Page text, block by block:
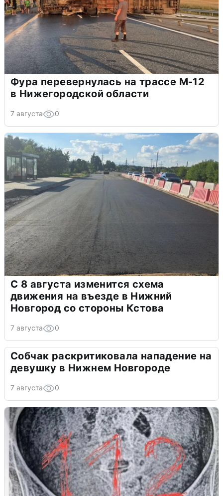
Фура перевернулась на трассе М-12
в Нижегородской области
7 августа 0
С 8 августа изменится схема
движения на въезде в Нижний
Новгород со стороны Кстова
7 августа 0
Собчак раскритиковала нападение на
девушку в Нижнем Новгороде
7 августа 0